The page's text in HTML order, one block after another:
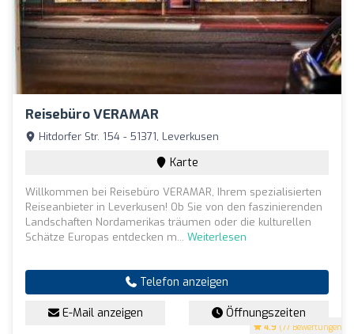
Reisebüro VERAMAR
4.9 (77 Bewertungen)
Hitdorfer Str. 154 - 51371, Leverkusen
Karte
Willkommen bei Reisebüro VERAMAR, Ihrem spezialisierten
Reiseanbieter in Leverkusen! Ob Sie von den faszinierenden
Landschaften Nordamerikas träumen oder die kulturellen
Schätze Europas entdecken m... Weiterlesen
Telefon anzeigen
E-Mail anzeigen Öffnungszeiten